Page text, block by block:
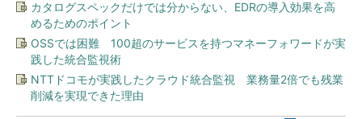
カタログスペックだけでは分からない、EDRの導入効果を高
めるためのポイント
OSSでは困難 100超のサービスを持つマネーフォワードが実
践した統合監視術
NTTドコモが実践したクラウド統合監視 業務量2倍でも残業
削減を実現できた理由